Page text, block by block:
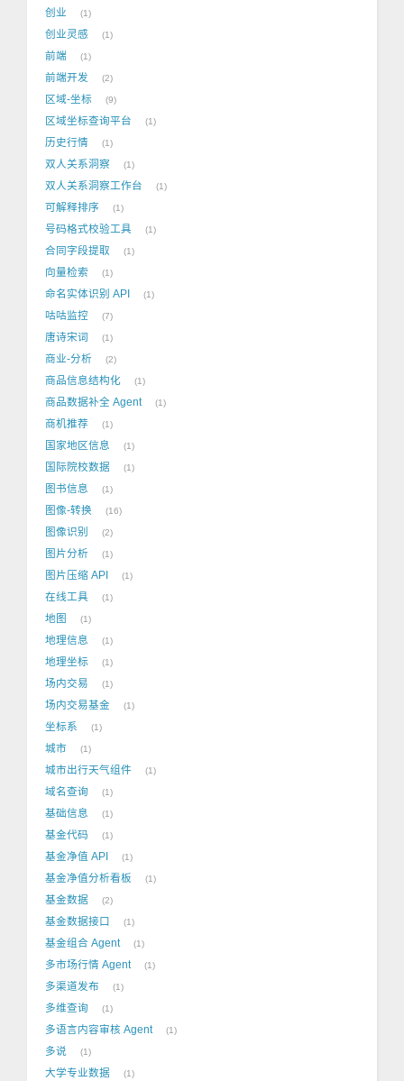
创业 1
创业灵感 1
前端 1
前端开发 2
区域-坐标 9
区域坐标查询平台 1
历史行情 1
双人关系洞察 1
双人关系洞察工作台 1
可解释排序 1
号码格式校验工具 1
合同字段提取 1
向量检索 1
命名实体识别 API 1
咕咕监控 7
唐诗宋词 1
商业-分析 2
商品信息结构化 1
商品数据补全 Agent 1
商机推荐 1
国家地区信息 1
国际院校数据 1
图书信息 1
图像-转换 16
图像识别 2
图片分析 1
图片压缩 API 1
在线工具 1
地图 1
地理信息 1
地理坐标 1
场内交易 1
场内交易基金 1
坐标系 1
城市 1
城市出行天气组件 1
域名查询 1
基础信息 1
基金代码 1
基金净值 API 1
基金净值分析看板 1
基金数据 2
基金数据接口 1
基金组合 Agent 1
多市场行情 Agent 1
多渠道发布 1
多维查询 1
多语言内容审核 Agent 1
多说 1
大学专业数据 1